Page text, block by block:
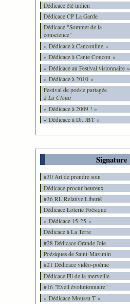
Dédicace été indien
Dédicace CP La Garde
Dédicace "Sommet de la
conscience"
« Dédicace à Cancouline »
« Dédicace à Cante Coucou »
« Dédicace au Festival visionnaire »
« Dédicace à 2010 »
Festival de poésie partagée
à La Ciotat
« Dédicace à 2009 ! »
« Dédicace à Dr. JBT »
Signature
#30 Art de prendre soin
Dédicace procur-heureux
#36 RL Relative Liberté
Dédicace Loterie Poésique
« Dédicace 15-25 »
Dédicace à La Terre
#28 Dédicace Grande Joie
Poésiques de Saint-Maximin
#21 Dédicace vidéo-poème
Dédicace Fil de la merveille
#16 "Eveil évolutionnaire"
« Dédicace Moussu T »